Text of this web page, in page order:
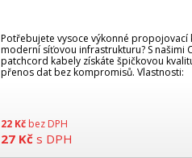
Potřebujete vysoce výkonné propojovací
moderní síťovou infrastrukturu? S našimi
patchcord kabely získáte špičkovou
přenos dat bez kompromisů. Vlastnosti:
22 Kč bez DPH
27 Kč s DPH